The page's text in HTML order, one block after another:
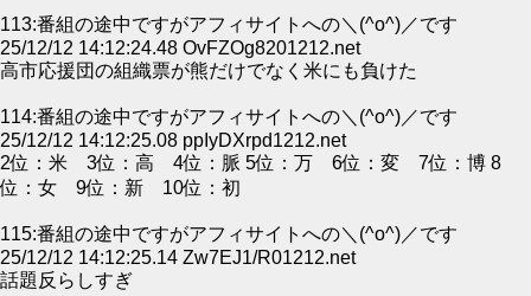
113:番組の途中ですがアフィサイトへの＼(^o^)／です
25/12/12 14:12:24.48 OvFZOg8201212.net
高市応援団の組織票が熊だけでなく米にも負けた
114:番組の途中ですがアフィサイトへの＼(^o^)／です
25/12/12 14:12:25.08 ppIyDXrpd1212.net
2位：米 3位：高 4位：脈 5位：万 6位：変 7位：博 8
位：女 9位：新 10位：初
115:番組の途中ですがアフィサイトへの＼(^o^)／です
25/12/12 14:12:25.14 Zw7EJ1/R01212.net
話題反らしすぎ